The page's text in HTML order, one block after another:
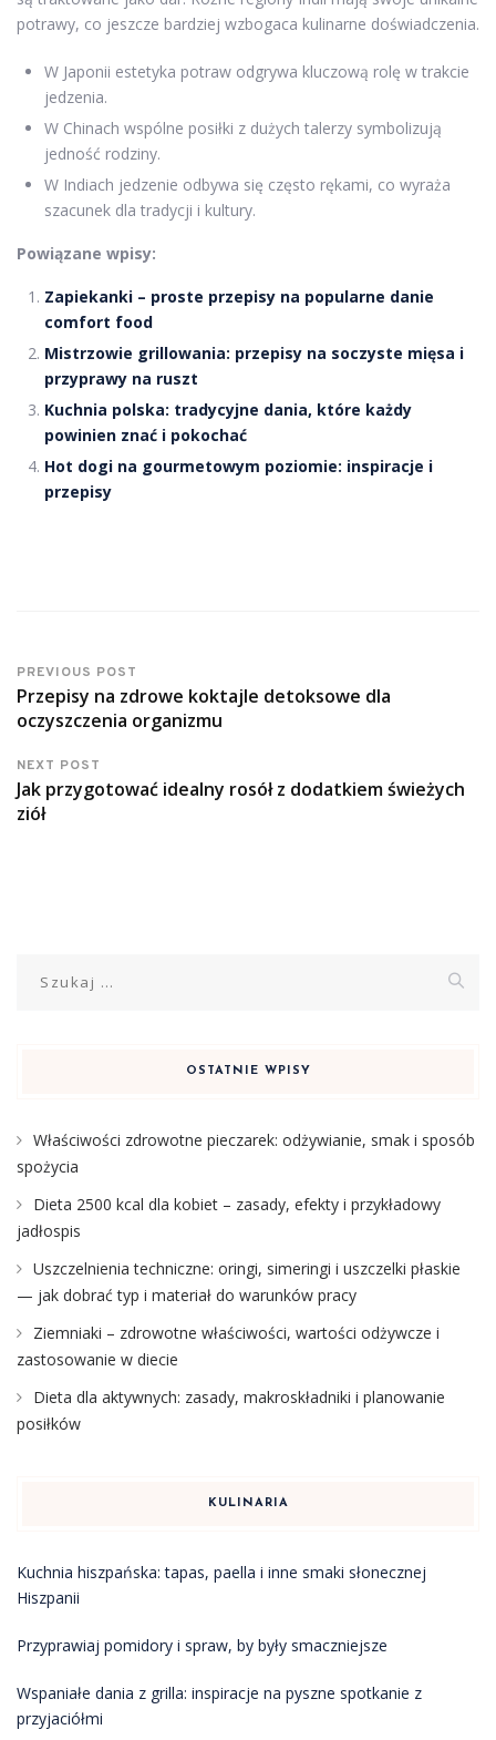
potrawy, co jeszcze bardziej wzbogaca kulinarne doświadczenia.
W Japonii estetyka potraw odgrywa kluczową rolę w trakcie
jedzenia.
W Chinach wspólne posiłki z dużych talerzy symbolizują
jedność rodziny.
W Indiach jedzenie odbywa się często rękami, co wyraża
szacunek dla tradycji i kultury.
Powiązane wpisy:
Zapiekanki – proste przepisy na popularne danie
comfort food
Mistrzowie grillowania: przepisy na soczyste mięsa i
przyprawy na ruszt
Kuchnia polska: tradycyjne dania, które każdy
powinien znać i pokochać
Hot dogi na gourmetowym poziomie: inspiracje i
przepisy
PREVIOUS POST
Przepisy na zdrowe koktajle detoksowe dla
oczyszczenia organizmu
NEXT POST
Jak przygotować idealny rosół z dodatkiem świeżych
ziół
OSTATNIE WPISY
Właściwości zdrowotne pieczarek: odżywianie, smak i sposób
spożycia
Dieta 2500 kcal dla kobiet – zasady, efekty i przykładowy
jadłospis
Uszczelnienia techniczne: oringi, simeringi i uszczelki płaskie
— jak dobrać typ i materiał do warunków pracy
Ziemniaki – zdrowotne właściwości, wartości odżywcze i
zastosowanie w diecie
Dieta dla aktywnych: zasady, makroskładniki i planowanie
posiłków
KULINARIA
Kuchnia hiszpańska: tapas, paella i inne smaki słonecznej
Hiszpanii
Przyprawiaj pomidory i spraw, by były smaczniejsze
Wspaniałe dania z grilla: inspiracje na pyszne spotkanie z
przyjaciółmi